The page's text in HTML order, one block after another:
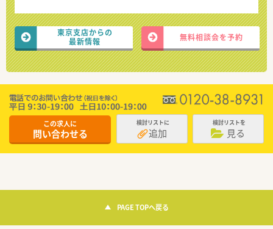
東京支店からの
最新情報
無料相談会を予約
この求人に
問い合わせる
検討リストに
追加
検討リストを
見る
PAGE TOPへ戻る